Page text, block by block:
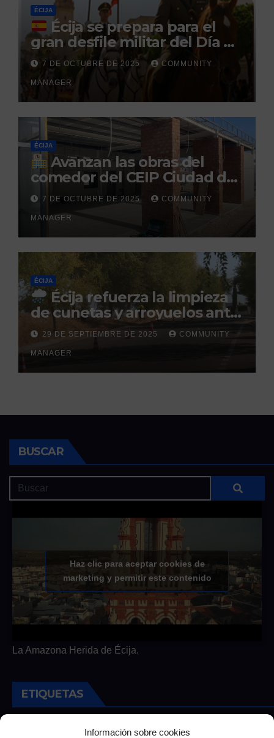
Información sobre cookies
ÉCIJA
Écija se prepara para el
gran desfile militar del Día de
la Hispanidad organizado por
el Centro Militar de Cría
Caballar
7 DE OCTUBRE DE 2025 COMMUNITY
MANAGER
ÉCIJA
Avanzan las obras del
comedor del CEIP Ciudad del
Sol: su finalización está
prevista para finales de 2025
7 DE OCTUBRE DE 2025 COMMUNITY
MANAGER
ÉCIJA
Écija refuerza la limpieza
de cunetas y arroyuelos ante
la llegada de las lluvias
otoñales
29 DE SEPTIEMBRE DE 2025 COMMUNITY
MANAGER
BUSCAR
Haz clic para aceptar cookies de
marketing y permitir este contenido
La Amazona Herida de Écija.
ETIQUETAS
Andalucía Cultura Deportes